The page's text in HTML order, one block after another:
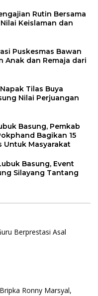
Rutin Bersama
Keislaman dan
Puskesmas Bawan
Anak dan Remaja dari
Tilas Buya
Nilai Perjuangan
Basung, Pemkab
Bagikan 15
Untuk Masyarakat
Basung, Event
Silayang Tantang
Berprestasi Asal
Ronny Marsyal,